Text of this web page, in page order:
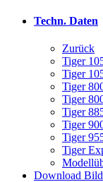
Techn. Daten
Zurück
Tiger
Tiger
Tiger
Tiger
Tiger
Tiger
Tiger
Tiger
Download